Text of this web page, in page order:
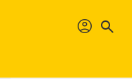
profil search